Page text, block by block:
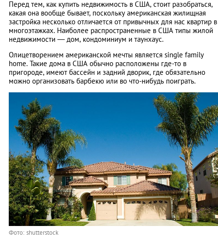
Перед тем, как купить недвижимость в США, стоит разобраться,
какая она вообще бывает, поскольку американская жилищная
застройка несколько отличается от привычных для нас квартир в
многоэтажках. Наиболее распространенные в США типы жилой
недвижимости — дом, кондоминиум и таунхаус.
Олицетворением американской мечты является single family
home. Такие дома в США обычно расположены где-то в
пригороде, имеют бассейн и задний дворик, где обязательно
можно организовать барбекю или во что-нибудь поиграть.
Фото: shutterstock